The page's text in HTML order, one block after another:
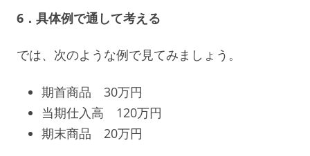
6．具体例で通して考える
では、次のような例で見てみましょう。
期首商品 30万円
当期仕入高 120万円
期末商品 20万円